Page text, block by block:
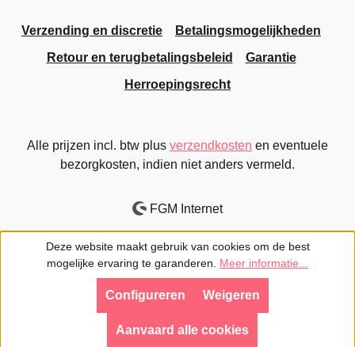
Verzending en discretie
Betalingsmogelijkheden
Retour en terugbetalingsbeleid
Garantie
Herroepingsrecht
Alle prijzen incl. btw plus verzendkosten en eventuele
bezorgkosten, indien niet anders vermeld.
FGM Internet
Deze website maakt gebruik van cookies om de best
mogelijke ervaring te garanderen. Meer informatie...
Weigeren
Configureren
Aanvaard alle cookies